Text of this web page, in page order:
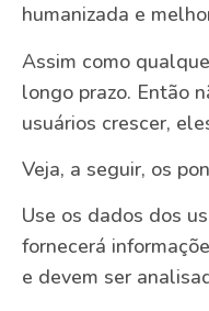
humanizada e
Assim como
longo prazo. Então
usuários crescer,
Veja, a seguir, os
Use os dados dos
fornecerá
e devem ser